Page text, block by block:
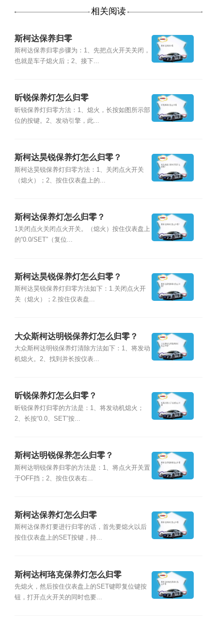
相关阅读
斯柯达保养归零
斯柯达保养归零步骤为：1、先把点火开关关闭，
也就是车子熄火后；2、接下...
昕锐保养灯怎么归零
昕锐保养灯归零方法：1、熄火，长按如图所示部
位的按键。2、发动引擎，此...
斯柯达昊锐保养灯怎么归零？
斯柯达昊锐保养灯归零方法：1、关闭点火开关
（熄火）；2、按住仪表盘上的...
斯柯达保养灯怎么归零？
1关闭点火关闭点火开关。（熄火）按住仪表盘上
的“0.0/SET”（复位...
斯柯达昊锐保养灯怎么归零？
斯柯达昊锐保养灯归零方法如下：1.关闭点火开
关（熄火）；2.按住仪表盘...
大众斯柯达明锐保养灯怎么归零？
大众斯柯达明锐保养灯清除方法如下：1、将发动
机熄火。2、找到并长按仪表...
昕锐保养灯怎么归零？
昕锐保养灯归零的方法是：1、将发动机熄火；
2、长按“0.0、SET”按...
斯柯达明锐保养怎么归零？
斯柯达明锐保养归零的方法是：1、将点火开关置
于OFF挡；2、按住仪表右...
斯柯达保养灯怎么归零
斯柯达保养灯要进行归零的话，首先要熄火以后
按住仪表盘上的SET按键，持...
斯柯达柯珞克保养灯怎么归零
先熄火，然后按住仪表盘上的SET键即复位键按
钮，打开点火开关的同时也要...